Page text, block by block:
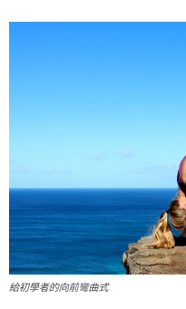
給初學者的向前彎曲式